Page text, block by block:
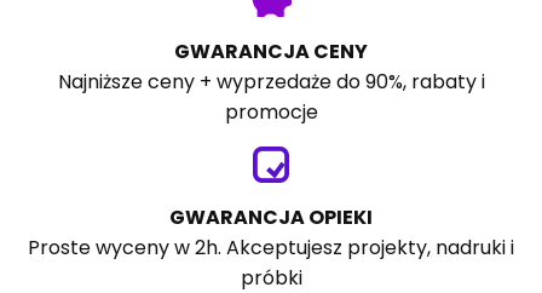
GWARANCJA CENY
Najniższe ceny + wyprzedaże do 90%, rabaty i
promocje
GWARANCJA OPIEKI
Proste wyceny w 2h. Akceptujesz projekty, nadruki i
próbki